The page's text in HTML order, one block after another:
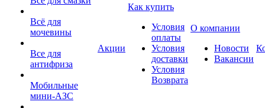
Всё для
мочевины
Все для
антифриза
Мобильные
мини-АЗС
Акции
Как купить
Условия
оплаты
Условия
доставки
Условия
Возврата
О компании
Новости
Вакансии